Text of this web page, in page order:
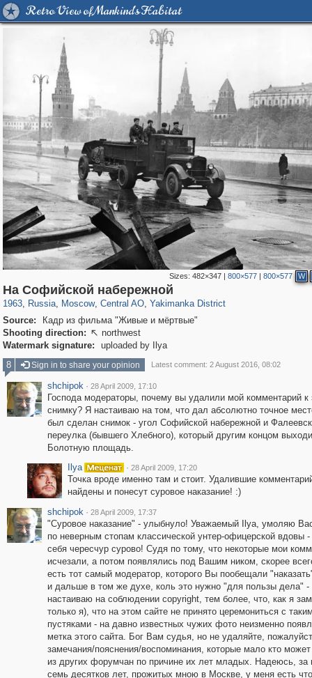
Retro View of Mankind's Habitat
Sizes:482×347 |800×577 |800×577 W
На Софийской набережной
1963, Russia
1,406,258 29,243
, Moscow
319,780 8,286
, Central AO
159,978 5,916
, Yakimanka District
13,375
Source:
Кадр из фильма "Живые и мёртвые"
Shooting direction:  northwest
Watermark signature:
uploaded by Ilya
8
Sign in to share your opinion Latest comment: 2 August 2016, 08:02
shchipok · 28 April 2009, 17:10
Господа модераторы, почему вы удалили мой комментарий к
снимку? Я настаиваю на том, что дал абсолютно точное
был сделан снимок - угол Софийской набережной и
переулка (бывшего Хлебного), который другим концом
Болотную площадь.
Ilya
· 28 April 2009, 17:20
Точка вроде именно там и стоит. Удалившие
найдены и понесут суровое наказание! :)
shchipok · 28 April 2009, 17:37
"Суровое наказание" - улыбнуло! Уважаемый Ilya, умоляю
по неверным стопам классической унтер-офицерской вдовы -
себя чересчур сурово! Судя по тому, что некоторые мои
исчезали, а потом появлялись под Вашим ником, скорее
есть тот самый модератор, которого Вы пообещали
и дальше в том же духе, коль это нужно "для пользы дела" -
настаиваю на соблюдении copyright, тем более, что, как я
только я), что на этом сайте не принято церемониться с
пустяками - на давно известных чужих фото неизменно
метка этого сайта. Бог Вам судья, но не удаляйте,
замечания/пояснения/воспоминания, которые мало кто
из других форумчан по причине их лет младых. Надеюсь, за
семь десятков лет, прожитых мною в Москве, у меня есть